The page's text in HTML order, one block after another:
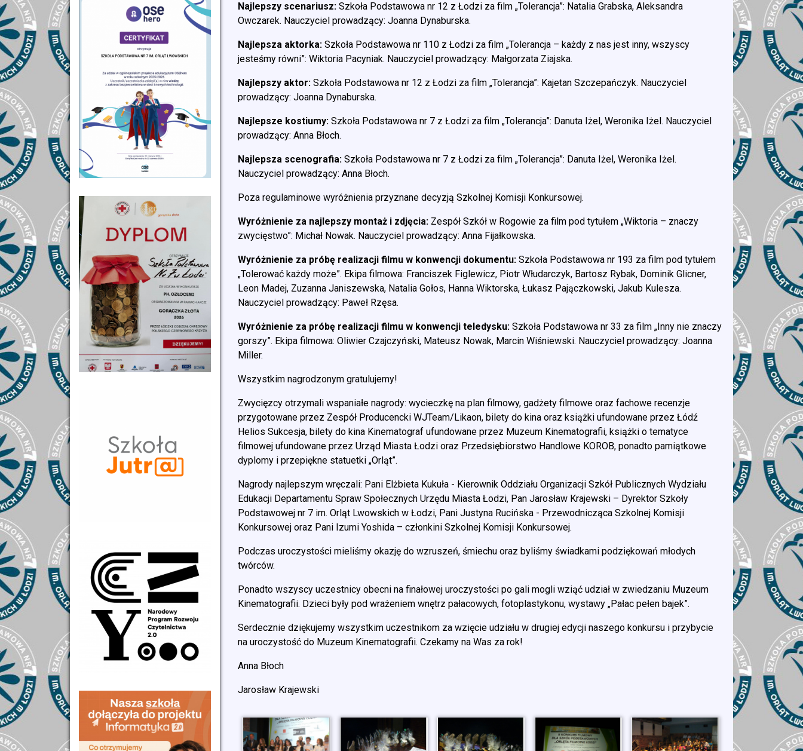
Najlepszy scenariusz:Szkoła Podstawowa nr 12 z Łodzi za film „Tolerancja”: Natalia Grabska, Aleksandra
Owczarek. Nauczyciel prowadzący: Joanna Dynaburska.
Najlepsza aktorka:Szkoła Podstawowa nr 110 z Łodzi za film „Tolerancja – każdy z nas jest inny, wszyscy
jesteśmy równi”: Wiktoria Pacyniak. Nauczyciel prowadzący: Małgorzata Ziajska.
Najlepszy aktor:Szkoła Podstawowa nr 12 z Łodzi za film „Tolerancja”: Kajetan Szczepańczyk. Nauczyciel
prowadzący: Joanna Dynaburska.
Najlepsze kostiumy:Szkoła Podstawowa nr 7 z Łodzi za film „Tolerancja”: Danuta Iżel, Weronika Iżel. Nauczyciel
prowadzący: Anna Błoch.
Najlepsza scenografia:Szkoła Podstawowa nr 7 z Łodzi za film „Tolerancja”: Danuta Iżel, Weronika Iżel.
Nauczyciel prowadzący: Anna Błoch.
Poza regulaminowe wyróżnienia przyznane decyzją Szkolnej Komisji Konkursowej.
Wyróżnienie za najlepszy montaż i zdjęcia: Zespół Szkół w Rogowie za film pod tytułem „Wiktoria – znaczy
zwycięstwo”: Michał Nowak. Nauczyciel prowadzący: Anna Fijałkowska.
Wyróżnienie za próbę realizacji filmu w konwencji dokumentu:Szkoła Podstawowa nr 193 za film pod tytułem
„Tolerować każdy może”. Ekipa filmowa: Franciszek Figlewicz, Piotr Włudarczyk, Bartosz Rybak, Dominik Glicner,
Leon Madej, Zuzanna Janiszewska, Natalia Gołos, Hanna Wiktorska, Łukasz Pajączkowski, Jakub Kulesza.
Nauczyciel prowadzący: Paweł Rzęsa.
Wyróżnienie za próbę realizacji filmu w konwencji teledysku: Szkoła Podstawowa nr 33 za film „Inny nie znaczy
gorszy”. Ekipa filmowa: Oliwier Czajczyński, Mateusz Nowak, Marcin Wiśniewski. Nauczyciel prowadzący: Joanna
Miller.
Wszystkim nagrodzonym gratulujemy!
Zwycięzcy otrzymali wspaniałe nagrody: wycieczkę na plan filmowy, gadżety filmowe oraz fachowe recenzje
przygotowane przez Zespół Producencki WJTeam/Likaon, bilety do kina oraz książki ufundowane przez Łódź
Helios Sukcesja, bilety do kina Kinematograf ufundowane przez Muzeum Kinematografii, książki o tematyce
filmowej ufundowane przez Urząd Miasta Łodzi oraz Przedsiębiorstwo Handlowe KOROB, ponadto pamiątkowe
dyplomy i przepiękne statuetki „Orląt”.
Nagrody najlepszym wręczali: Pani Elżbieta Kukuła - Kierownik Oddziału Organizacji Szkół Publicznych Wydziału
Edukacji Departamentu Spraw Społecznych Urzędu Miasta Łodzi, Pan Jarosław Krajewski – Dyrektor Szkoły
Podstawowej nr 7 im. Orląt Lwowskich w Łodzi, Pani Justyna Rucińska - Przewodnicząca Szkolnej Komisji
Konkursowej oraz Pani Izumi Yoshida – członkini Szkolnej Komisji Konkursowej.
Podczas uroczystości mieliśmy okazję do wzruszeń, śmiechu oraz byliśmy świadkami podziękowań młodych
twórców.
Ponadto wszyscy uczestnicy obecni na finałowej uroczystości po gali mogli wziąć udział w zwiedzaniu Muzeum
Kinematografii. Dzieci były pod wrażeniem wnętrz pałacowych, fotoplastykonu, wystawy „Pałac pełen bajek”.
Serdecznie dziękujemy wszystkim uczestnikom za wzięcie udziału w drugiej edycji naszego konkursu i przybycie
na uroczystość do Muzeum Kinematografii. Czekamy na Was za rok!
Anna Błoch
Jarosław Krajewski